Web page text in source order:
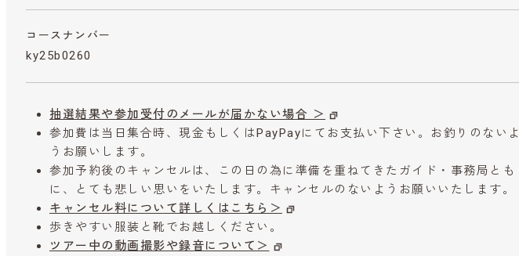
コースナンバー
ky25b0260
抽選結果や参加受付のメールが届かない場合 ＞
参加費は当日集合時、現金もしくはPayPayにてお支払い下さい。お釣りのないよ
うお願いします。
参加予約後のキャンセルは、この日の為に準備を重ねてきたガイド・事務局とも
に、とても悲しい思いをいたします。キャンセルのないようお願いいたします。
キャンセル料について詳しくはこちら＞
歩きやすい服装と靴でお越しください。
ツアー中の動画撮影や録音について＞